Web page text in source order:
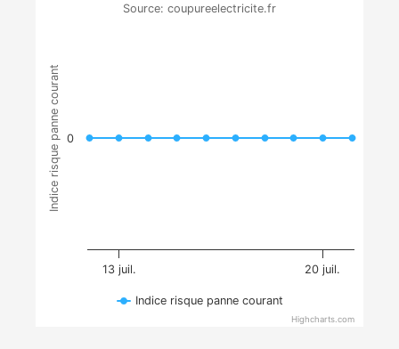
Indice risque panne courant
Source: coupureelectricite.fr
13 juil. 20 juil.
0
Indice risque panne courant
Highcharts.com